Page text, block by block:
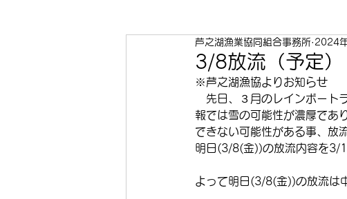
3/8放流（予定
芦之湖漁業協同組合事務所 2024
※芦之湖漁協よりお知らせ
先日、３月のレインボート
報では雪の可能性が濃厚であ
できない可能性がある事、放
明日(3/8(金))の放流内容を3/
よって明日(3/8(金))の放流は